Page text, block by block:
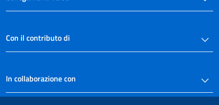
Con il contributo di
In collaborazione con